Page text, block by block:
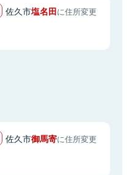
佐久市塩名田に住所変更
佐久市御馬寄に住所変更